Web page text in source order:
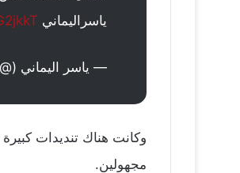
ياسراليماني
— ياسر اليماني (@YaserAlyamani)
وكانت هناك تنديدات
مجهولين.